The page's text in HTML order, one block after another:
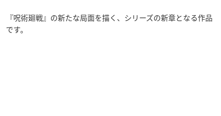
『呪術廻戦』の新たな局面を描く、シリーズの新章となる作品
です。